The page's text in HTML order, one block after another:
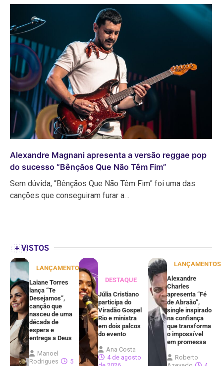
Alexandre Magnani apresenta a versão reggae pop
do sucesso “Bênçãos Que Não Têm Fim”
Sem dúvida, “Bênçãos Que Não Têm Fim” foi uma das
canções que conseguiram furar a…
+ VISTOS
LANÇAMENTOS
Laiane Torres
lança “Te
Desejamos”,
canção que
nasceu de uma
década de
espera e
entrega a Deus
Manoel
Rodrigues
5
DESTAQUE
Júlia Cristiano
participa do
Viradão Gospel
Rio e ministra
em dois palcos
do evento
Ana Costa
4 de agosto
LANÇAMENTOS
Alexandre
Charles
apresenta “Fé
de Abraão”,
single inspirado
na confiança
que transforma
o impossível
em promessa
Roberto